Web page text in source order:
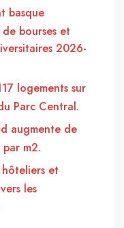
basque
bourses et
2026-
logements sur
Parc Central.
augmente de
m2.
et
les